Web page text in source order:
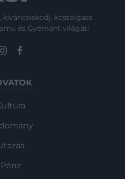
kíváncsiskodj, kóstolgass
és Gyémánt világát!
Pénz